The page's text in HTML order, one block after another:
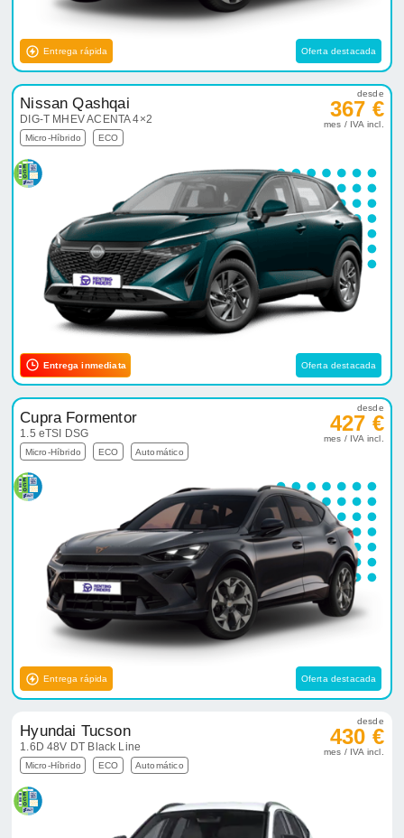
Entrega rápida Oferta destacada
Nissan Qashqai
DIG-T MHEV ACENTA 4×2
Micro-Híbrido ECO
desde
367 €
mes / IVA incl.
Entrega inmediata Oferta destacada
Cupra Formentor
1.5 eTSI DSG
Micro-Híbrido ECO Automático
desde
427 €
mes / IVA incl.
Entrega rápida Oferta destacada
Hyundai Tucson
1.6D 48V DT Black Line
Micro-Híbrido ECO Automático
desde
430 €
mes / IVA incl.